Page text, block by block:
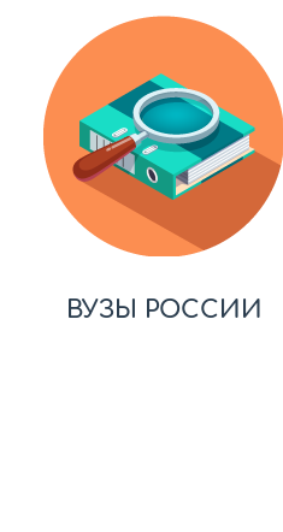
ВУЗЫ РОССИИ